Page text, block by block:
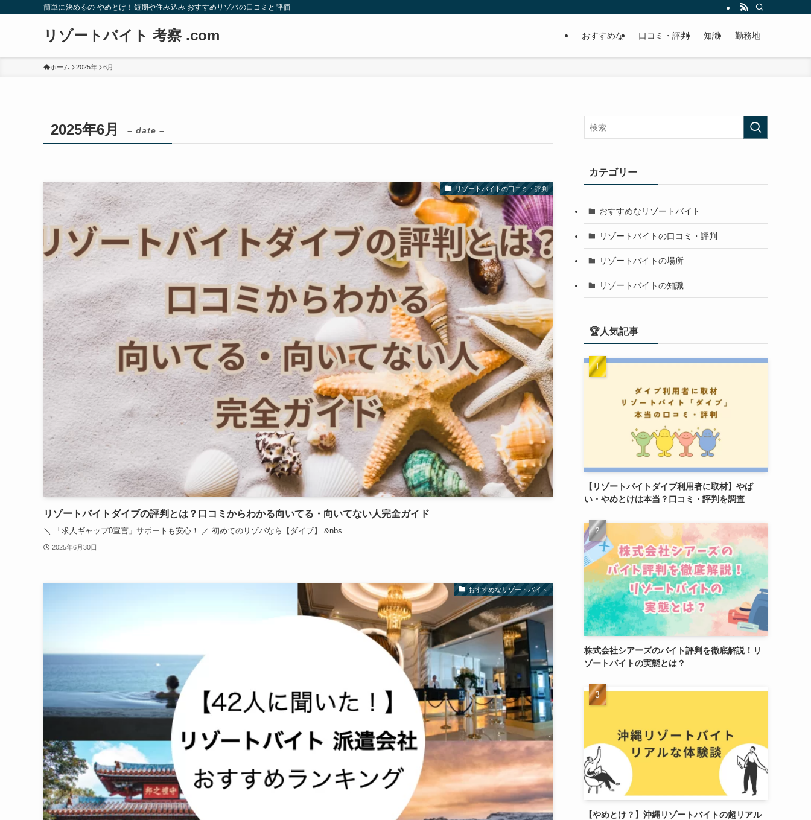
簡単に決めるの やめとけ！短期や住み込み おすすめリゾバの口コミと評価
リゾートバイト 考察 .com おすすめな 口コミ・評判 知識 勤務地
ホーム 2025年 6月
2025年6月 – date –
リゾートバイトの口コミ・評判
リゾートバイトダイブの評判とは？口コミからわかる向いてる・向いてない人完全ガイド
＼ 「求人ギャップ0宣言」サポートも安心！ ／ 初めてのリゾバなら【ダイブ】 &nbs...
2025年6月30日
おすすめなリゾートバイト
カテゴリー
おすすめなリゾートバイト
リゾートバイトの口コミ・評判
リゾートバイトの場所
リゾートバイトの知識
🏆人気記事
【リゾートバイトダイブ利用者に取材】やば
い・やめとけは本当？口コミ・評判を調査
株式会社シアーズのバイト評判を徹底解説！リ
ゾートバイトの実態とは？
【やめとけ？】沖縄リゾートバイトの超リアル